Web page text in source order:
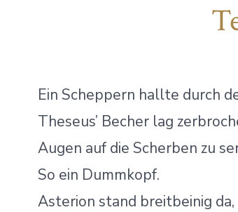
Ein Scheppern hallte durch
Theseus’ Becher lag
Augen auf die Scherben zu
So ein Dummkopf.
Asterion stand breitbeinig